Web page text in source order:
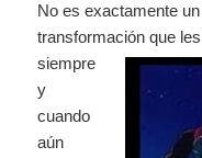
No es exactamente
transformación que
siempre
y
cuando
aún